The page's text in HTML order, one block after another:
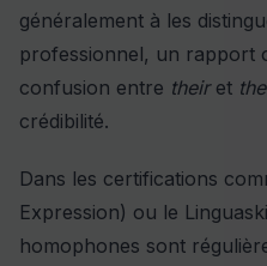
généralement à les
professionnel, un rapport
confusion entre theiret
crédibilité.
Dans les certifications
Expression) ou le
homophones sont